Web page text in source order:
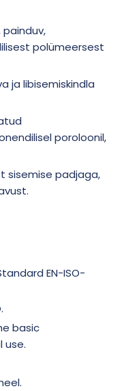
painduv,
polümeersest
ja libisemiskindla
poroloonil,
sisemise padjaga,
EN-ISO-
basic
use.